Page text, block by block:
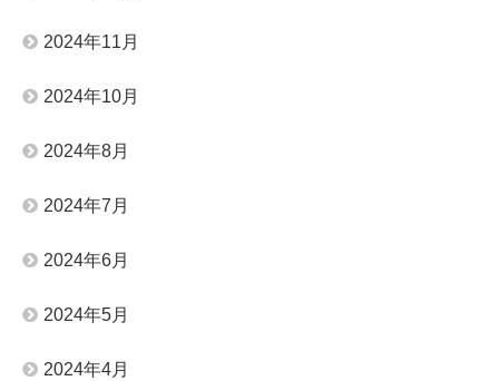
2024年11月
2024年10月
2024年8月
2024年7月
2024年6月
2024年5月
2024年4月